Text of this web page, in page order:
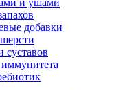
добавки
суставов